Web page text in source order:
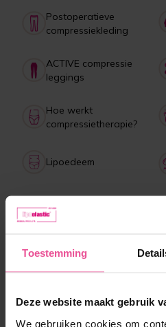
Toestemming
Deze website maakt gebruik
We gebruiken cookies om
Postoperatieve
compressiekleding
ACTIVE compressie
leggings
Hoe werkt
compressietherapie?
Lipoedeem
Collagen drank
Meest